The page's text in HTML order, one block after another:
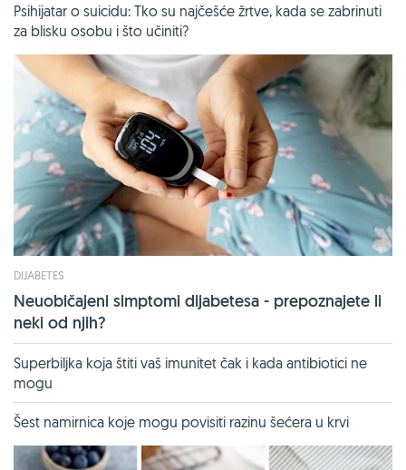
Psihijatar o suicidu: Tko su najčešće žrtve, kada se zabrinuti
za blisku osobu i što učiniti?
DIJABETES
Neuobičajeni simptomi dijabetesa - prepoznajete li
neki od njih?
Superbiljka koja štiti vaš imunitet čak i kada antibiotici ne
mogu
Šest namirnica koje mogu povisiti razinu šećera u krvi